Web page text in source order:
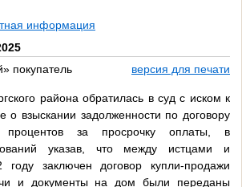
информация
покупатель
версия для печати
района обратилась в суд с иском к
о взыскании задолженности по договору
процентов за просрочку оплаты, в
указав, что между истцами и
году заключен договор купли-продажи
и документы на дом были переданы